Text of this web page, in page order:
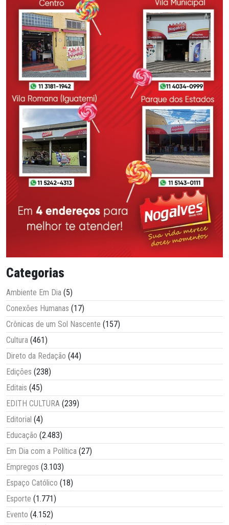
Categorias
Ambiente Em Dia (5)
Conexões Humanas (17)
Crônicas de um Sol Nascente (157)
Cultura (461)
Direto da Redação (44)
Edições (238)
Editais (45)
EDITH CULTURA (239)
Editorial (4)
Educação (2.483)
Em Dia com a Política (27)
Empregos (3.103)
Espaço Católico (18)
Esporte (1.771)
Evento (4.152)